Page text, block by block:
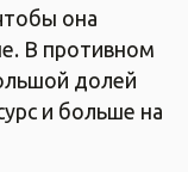
она
В противном
долей
и больше на